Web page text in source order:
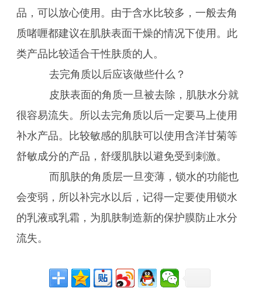
品，可以放心使用。由于含水比较多，一般去角
质啫喱都建议在肌肤表面干燥的情况下使用。此
类产品比较适合干性肤质的人。
去完角质以后应该做些什么？
皮肤表面的角质一旦被去除，肌肤水分就
很容易流失。所以去完角质以后一定要马上使用
补水产品。比较敏感的肌肤可以使用含洋甘菊等
舒敏成分的产品，舒缓肌肤以避免受到刺激。
而肌肤的角质层一旦变薄，锁水的功能也
会变弱，所以补完水以后，记得一定要使用锁水
的乳液或乳霜，为肌肤制造新的保护膜防止水分
流失。